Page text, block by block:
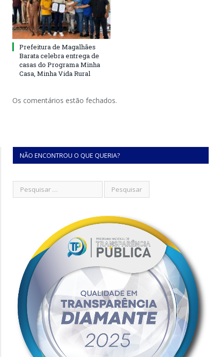
Prefeitura de Magalhães
Barata celebra entrega de
casas do Programa Minha
Casa, Minha Vida Rural
Os comentários estão fechados.
NÃO ENCONTROU O QUE QUERIA?